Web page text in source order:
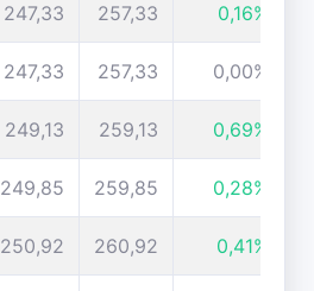
247,33 257,33 0,16%
247,33 257,33 0,00%
249,13 259,13 0,69%
249,85 259,85 0,28%
250,92 260,92 0,41%